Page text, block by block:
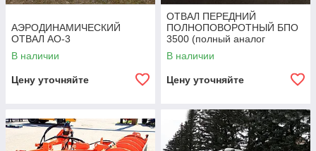
АЭРОДИНАМИЧЕСКИЙ
ОТВАЛ АО-3
В наличии
Цену уточняйте
ОТВАЛ ПЕРЕДНИЙ
ПОЛНОПОВОРОТНЫЙ БПО
3500 (полный аналог
БПО-3400)
В наличии
Цену уточняйте